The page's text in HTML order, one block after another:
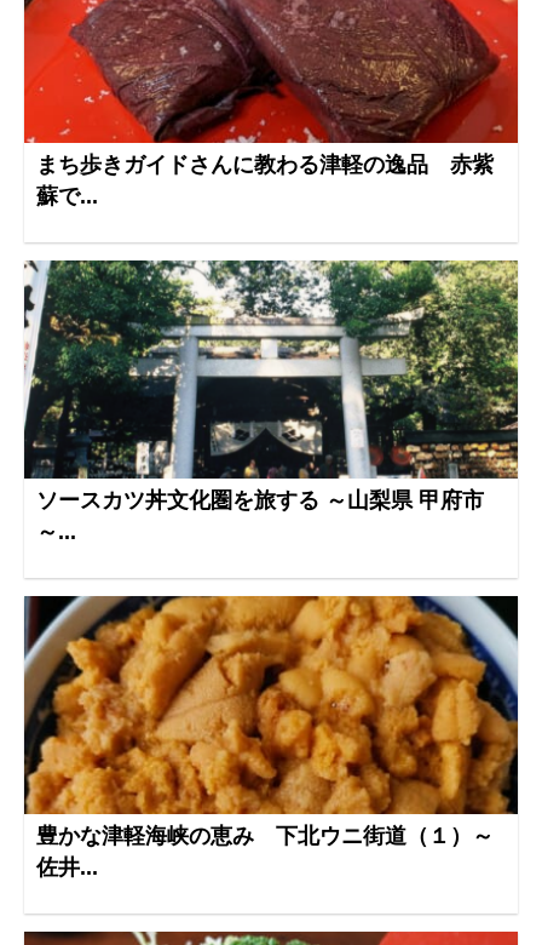
まち歩きガイドさんに教わる津軽の逸品 赤紫
蘇で...
ソースカツ丼文化圏を旅する ～山梨県 甲府市
～...
豊かな津軽海峡の恵み 下北ウニ街道（１）～
佐井...